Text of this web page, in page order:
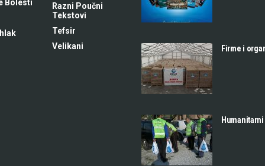
Bolesti
Razni Poučni
Tekstovi
Tefsir
Velikani
Firme i